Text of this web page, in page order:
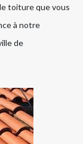
toiture que vous
à notre
de